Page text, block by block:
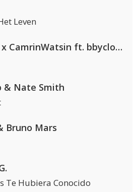
Leven
BL3SS x CamrinWatsin ft. bbyclose
& Nate Smith
Bruno Mars
Te Hubiera Conocido